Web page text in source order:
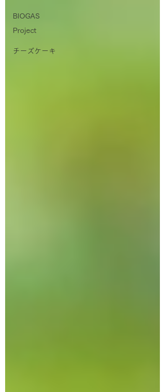
BIOGAS
Project
チーズケーキ